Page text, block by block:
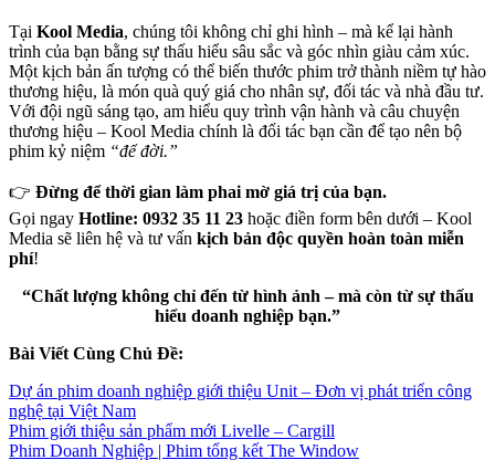
Tại Kool Media, chúng tôi không chỉ ghi hình – mà kể lại hành
trình của bạn bằng sự thấu hiểu sâu sắc và góc nhìn giàu cảm xúc.
Một kịch bản ấn tượng có thể biến thước phim trở thành niềm tự hào
thương hiệu, là món quà quý giá cho nhân sự, đối tác và nhà đầu tư.
Với đội ngũ sáng tạo, am hiểu quy trình vận hành và câu chuyện
thương hiệu – Kool Media chính là đối tác bạn cần để tạo nên bộ
phim kỷ niệm “để đời.”
👉 Đừng để thời gian làm phai mờ giá trị của bạn.
Gọi ngay Hotline: 0932 35 11 23 hoặc điền form bên dưới – Kool
Media sẽ liên hệ và tư vấn kịch bản độc quyền hoàn toàn miễn
phí!
“Chất lượng không chỉ đến từ hình ảnh – mà còn từ sự thấu
hiểu doanh nghiệp bạn.”
Bài Viết Cùng Chủ Đề:
Dự án phim doanh nghiệp giới thiệu Unit – Đơn vị phát triển công
nghệ tại Việt Nam
Phim giới thiệu sản phẩm mới Livelle – Cargill
Phim Doanh Nghiệp | Phim tổng kết The Window